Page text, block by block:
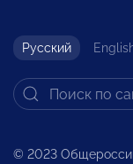
Русский
© 2023